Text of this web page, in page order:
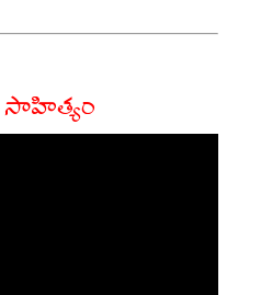
సాహిత్యం